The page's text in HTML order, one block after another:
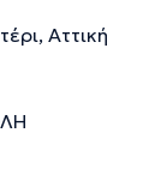
Αττική